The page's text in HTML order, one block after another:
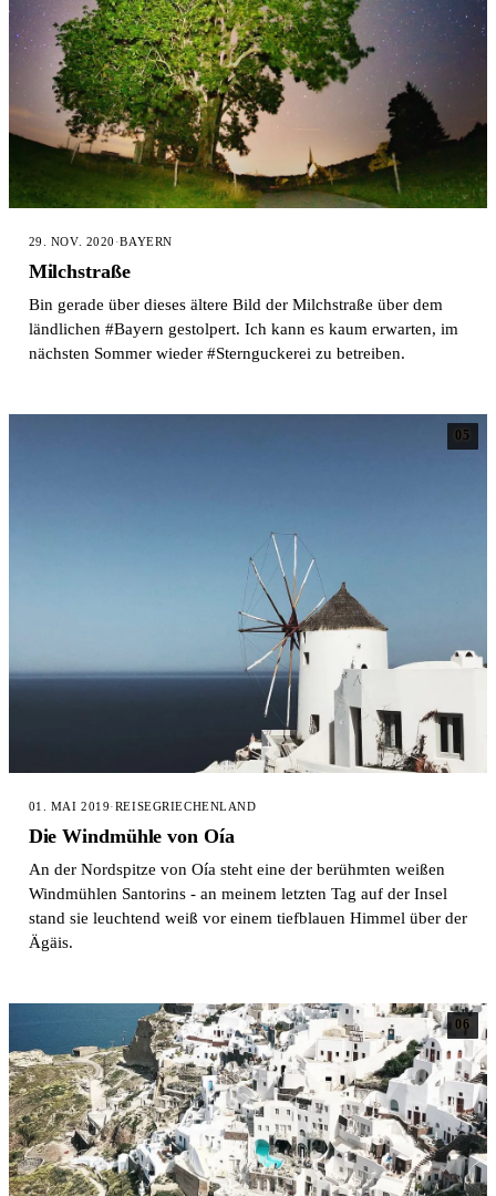
29. NOV. 2020 ·BAYERN
Milchstraße
Bin gerade über dieses ältere Bild der Milchstraße über dem
ländlichen #Bayern gestolpert. Ich kann es kaum erwarten, im
nächsten Sommer wieder #Sternguckerei zu betreiben.
05
01. MAI 2019·REISEGRIECHENLAND
Die Windmühle von Oía
An der Nordspitze von Oía steht eine der berühmten weißen
Windmühlen Santorins - an meinem letzten Tag auf der Insel
stand sie leuchtend weiß vor einem tiefblauen Himmel über der
Ägäis.
06